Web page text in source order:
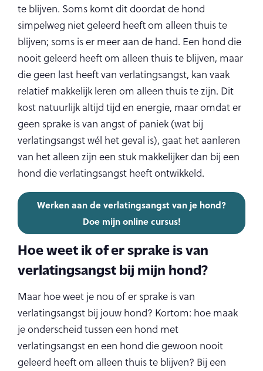
te blijven. Soms komt dit doordat de hond
simpelweg niet geleerd heeft om alleen thuis te
blijven; soms is er meer aan de hand. Een hond die
nooit geleerd heeft om alleen thuis te blijven, maar
die geen last heeft van verlatingsangst, kan vaak
relatief makkelijk leren om alleen thuis te zijn. Dit
kost natuurlijk altijd tijd en energie, maar omdat er
geen sprake is van angst of paniek (wat bij
verlatingsangst wél het geval is), gaat het aanleren
van het alleen zijn een stuk makkelijker dan bij een
hond die verlatingsangst heeft ontwikkeld.
Werken aan de verlatingsangst van je hond?
Doe mijn online cursus!
Hoe weet ik of er sprake is van
verlatingsangst bij mijn hond?
Maar hoe weet je nou of er sprake is van
verlatingsangst bij jouw hond? Kortom: hoe maak
je onderscheid tussen een hond met
verlatingsangst en een hond die gewoon nooit
geleerd heeft om alleen thuis te blijven? Bij een